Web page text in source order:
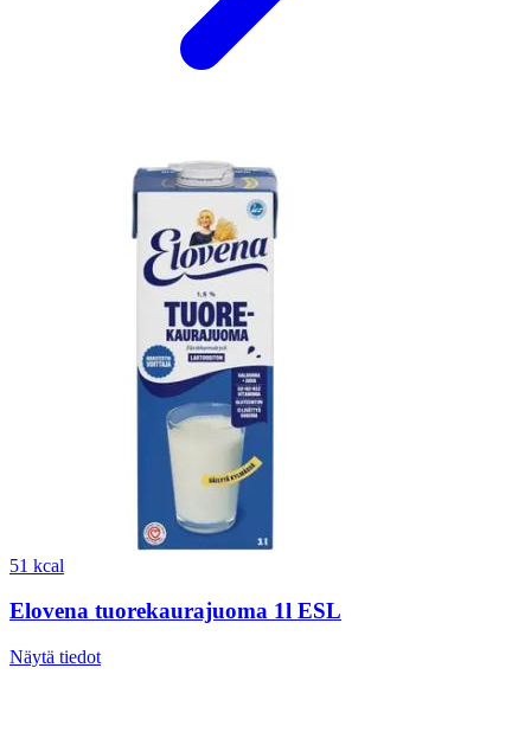
51 kcal
Elovena tuorekaurajuoma 1l ESL
Näytä tiedot